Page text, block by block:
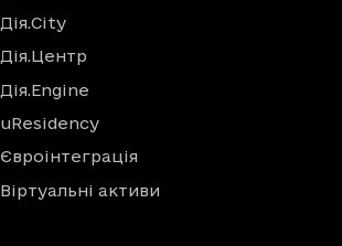
Дія.City
Дія.Центр
Дія.Engine
uResidency
Євроінтеграція
Віртуальні активи